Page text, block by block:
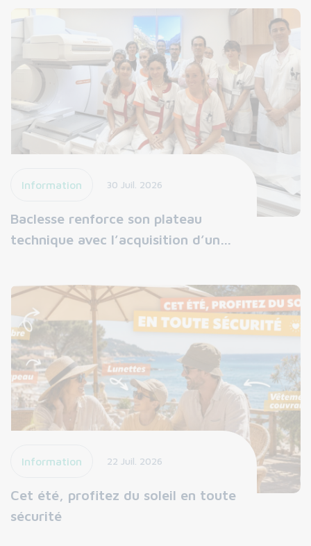
Information 30 Juil. 2026
Baclesse renforce son plateau
technique avec l’acquisition d’un…
Information 22 Juil. 2026
Cet été, profitez du soleil en toute
sécurité